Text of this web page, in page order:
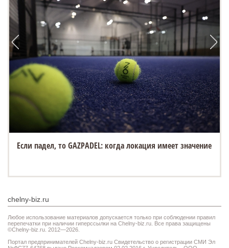
Если падел, то GAZPADEL: когда локация имеет значение
chelny-biz.ru
Любое использование материалов допускается только при соблюдении правил
перепечатки при наличии гиперссылки на Chelny-biz.ru. Все права защищены
©Chelny-biz.ru. 2012—2026.
Портал предпринимателей Chelny-biz.ru Свидетельство о регистрации СМИ Эл